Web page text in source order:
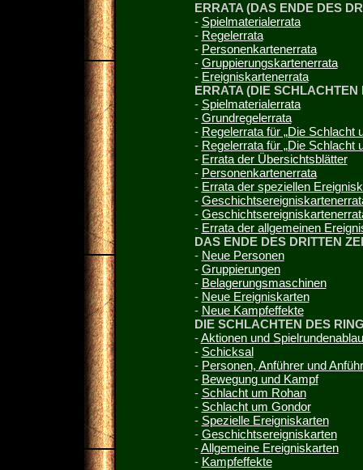
ERRATA (DAS ENDE DES
- Spielmaterialerrata
- Regelerrata
- Personenkartenerrata
- Gruppierungskartenerrata
- Ereigniskartenerrata
ERRATA (DIE
- Spielmaterialerrata
- Grundregelerrata
- Regelerrata für „Die Schlacht
- Regelerrata für „Die Schlacht
- Errata der Übersichtsblätter
- Personenkartenerrata
- Errata der speziellen
-
-
- Errata der allgemeinen
DAS ENDE DES DRITTEN
- Neue Personen
- Gruppierungen
- Belagerungsmaschinen
- Neue Ereigniskarten
- Neue Kampfeffekte
DIE SCHLACHTEN DES
-Aktionen und
- Schicksal
- Personen, Anführer und
- Bewegung und Kampf
- Schlacht um Rohan
- Schlacht um Gondor
- Spezielle Ereigniskarten
- Geschichtsereigniskarten
-Allgemeine Ereigniskarten
- Kampfeffekte